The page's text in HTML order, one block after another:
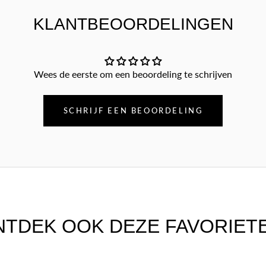
KLANTBEOORDELINGEN
Wees de eerste om een beoordeling te schrijven
SCHRIJF EEN BEOORDELING
OOK DEZE